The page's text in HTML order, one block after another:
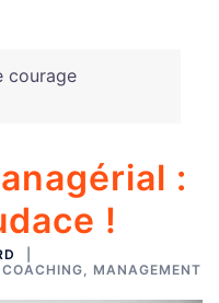
courage
:
!
COACHING, MANAGEMENT